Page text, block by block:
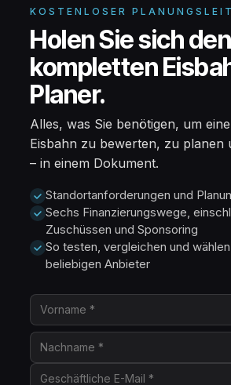
KOSTENLOSER
Holen Sie sich den
kompletten
Planer.
Alles, was Sie benötigen, um
Eisbahn zu bewerten, zu planen
– in einem Dokument.
Standortanforderungen und
Sechs Finanzierungswege,
Zuschüssen und Sponsoring
So testen, vergleichen und
beliebigen Anbieter